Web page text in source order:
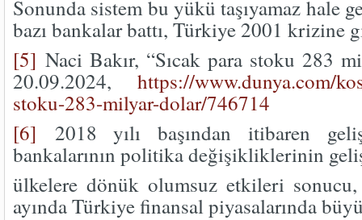
Sonunda sistem bu yükü taşıyamaz hale
bazı bankalar battı, Türkiye 2001 krizine
[5] Naci Bakır, “Sıcak para stoku 283
20.09.2024, https://www.dunya.com/
stoku-283-milyar-dolar/746714
[6] 2018 yılı başından itibaren
bankalarının politika değişikliklerinin
ülkelere dönük olumsuz etkileri
ayında Türkiye finansal piyasalarında